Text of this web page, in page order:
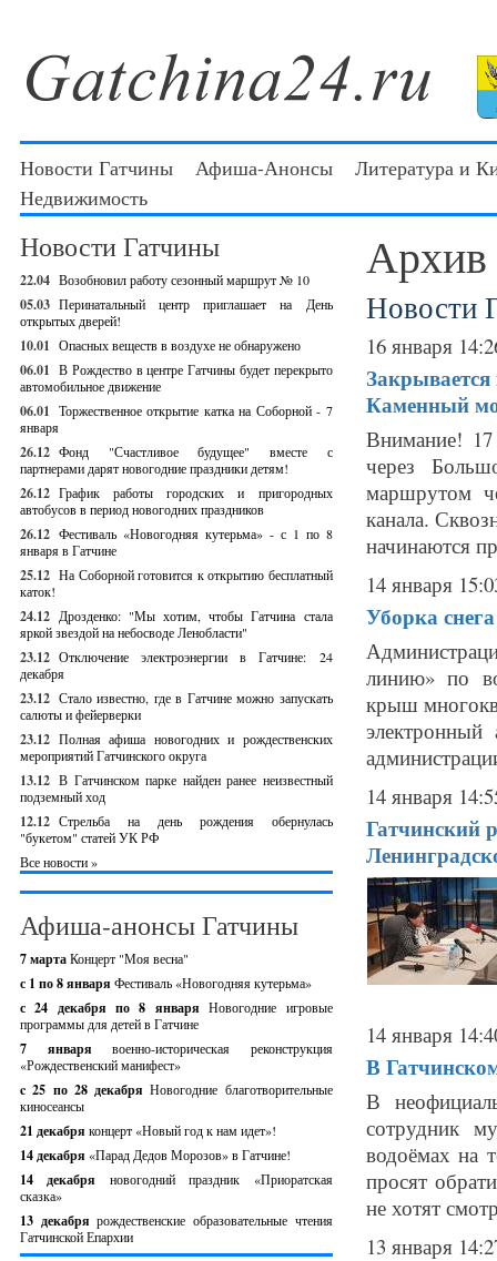
Новости Гатчины Афиша-Анонсы
Литература и
Недвижимость
Новости Гатчины
22.04 Возобновил работу сезонный маршрут № 10
05.03 Перинатальный центр приглашает на День
открытых дверей!
10.01 Опасных веществ в воздухе не обнаружено
06.01 В Рождество в центре Гатчины будет перекрыто
автомобильное движение
06.01 Торжественное открытие катка на Соборной - 7
января
26.12 Фонд "Счастливое будущее" вместе с
партнерами дарят новогодние праздники детям!
26.12 График работы городских и пригородных
автобусов в период новогодних праздников
26.12 Фестиваль «Новогодняя кутерьма» - с 1 по 8
января в Гатчине
25.12 На Соборной готовится к открытию бесплатный
каток!
24.12 Дрозденко: "Мы хотим, чтобы Гатчина стала
яркой звездой на небосводе Ленобласти"
23.12 Отключение электроэнергии в Гатчине: 24
декабря
23.12 Стало известно, где в Гатчине можно запускать
салюты и фейерверки
23.12 Полная афиша новогодних и рождественских
мероприятий Гатчинского округа
13.12 В Гатчинском парке найден ранее неизвестный
подземный ход
12.12 Стрельба на день рождения обернулась
"букетом" статей УК РФ
Все новости »
Афиша-анонсы Гатчины
7 мартаКонцерт "Моя весна"
с 1 по 8 января Фестиваль «Новогодняя кутерьма»
с 24 декабря по 8 январяНовогодние игровые
программы для детей в Гатчине
7 январявоенно-историческая реконструкция
«Рождественский манифест»
c 25 по 28 декабряНовогодние благотворительные
киносеансы
21 декабря концерт «Новый год к нам идет»!
14 декабря «Парад Дедов Морозов» в Гатчине!
14 декабря новогодний праздник «Приоратская
сказка»
13 декабрярождественские образовательные чтения
Гатчинской Епархии
Архив
Новости
16 января
Каменный
Внимание! 17
через
маршрутом
канала.
начинаются
14 января
Уборка
линию» по
крыш
14 января
Гатчинский
14 января
В
В
сотрудник
водоёмах на
просят
не хотят
13 января